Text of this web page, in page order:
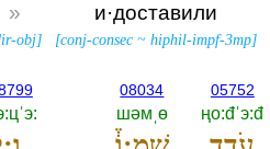
и·доставили
[conj-consec ~hiphil-impf-3mp]
»
obj]
05752
ңо:đˈэ:đ
08034
шәмˌө